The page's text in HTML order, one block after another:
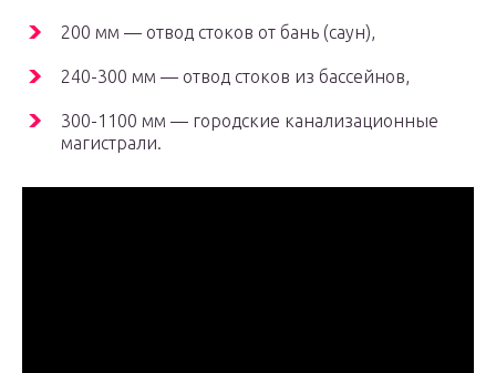
200 мм — отвод стоков от бань (саун),
240-300 мм — отвод стоков из бассейнов,
300-1100 мм — городские канализационные
магистрали.